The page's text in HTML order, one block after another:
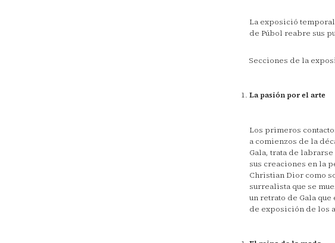
La exposició
de Púbol reabre sus
Secciones de la
La pasión por el arte
Los primeros
a comienzos de la
Gala, trata de
sus creaciones en la
Christian Dior como
surrealista que se
un retrato de Gala
de exposición de los